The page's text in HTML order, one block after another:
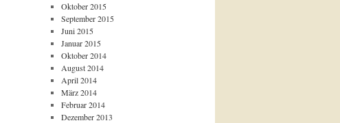
Oktober 2015
September 2015
Juni 2015
Januar 2015
Oktober 2014
August 2014
April 2014
März 2014
Februar 2014
Dezember 2013